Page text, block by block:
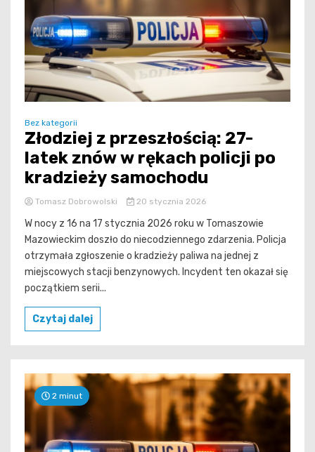
Bez kategorii
Złodziej z przeszłością: 27-
latek znów w rękach policji po
kradzieży samochodu
Tomasz Dobrowolski 20 stycznia 2026
W nocy z 16 na 17 stycznia 2026 roku w Tomaszowie
Mazowieckim doszło do niecodziennego zdarzenia. Policja
otrzymała zgłoszenie o kradzieży paliwa na jednej z
miejscowych stacji benzynowych. Incydent ten okazał się
początkiem serii...
Czytaj dalej
2 minut